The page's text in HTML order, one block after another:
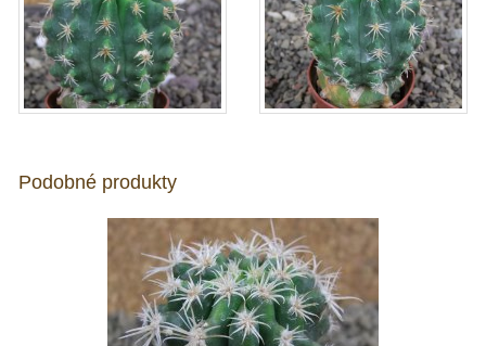
Podobné produkty